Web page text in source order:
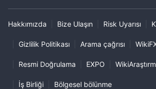
Hakkımızda Bize Ulaşın Risk Uyarısı
Gizlilik Politikası Arama çağrısı
Resmi Doğrulama EXPO
İş Birliği Bölgesel bölünme